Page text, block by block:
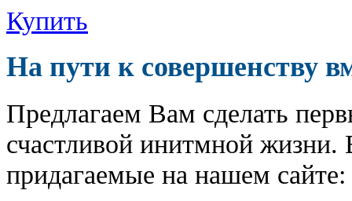
Купить
На пути к совершенству
Предлагаем Вам сделать
счастливой инитмной жизни.
придагаемые на нашем сайте: